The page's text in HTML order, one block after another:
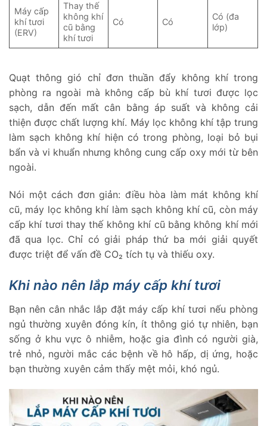
Máy cấp
khí tươi
(ERV)
Thay thế
không khí
cũ bằng
khí tươi
Có Có
Có (đa
lớp)
Quạt thông gió chỉ đơn thuần đẩy không khí trong
phòng ra ngoài mà không cấp bù khí tươi được lọc
sạch, dẫn đến mất cân bằng áp suất và không cải
thiện được chất lượng khí. Máy lọc không khí tập trung
làm sạch không khí hiện có trong phòng, loại bỏ bụi
bẩn và vi khuẩn nhưng không cung cấp oxy mới từ bên
ngoài.
Nói một cách đơn giản: điều hòa làm mát không khí
cũ, máy lọc không khí làm sạch không khí cũ, còn máy
cấp khí tươi thay thế không khí cũ bằng không khí mới
đã qua lọc. Chỉ có giải pháp thứ ba mới giải quyết
được triệt để vấn đề CO₂ tích tụ và thiếu oxy.
Khi nào nên lắp máy cấp khí tươi
Bạn nên cân nhắc lắp đặt máy cấp khí tươi nếu phòng
ngủ thường xuyên đóng kín, ít thông gió tự nhiên, bạn
sống ở khu vực ô nhiễm, hoặc gia đình có người già,
trẻ nhỏ, người mắc các bệnh về hô hấp, dị ứng, hoặc
bạn thường xuyên cảm thấy mệt mỏi, khó ngủ.